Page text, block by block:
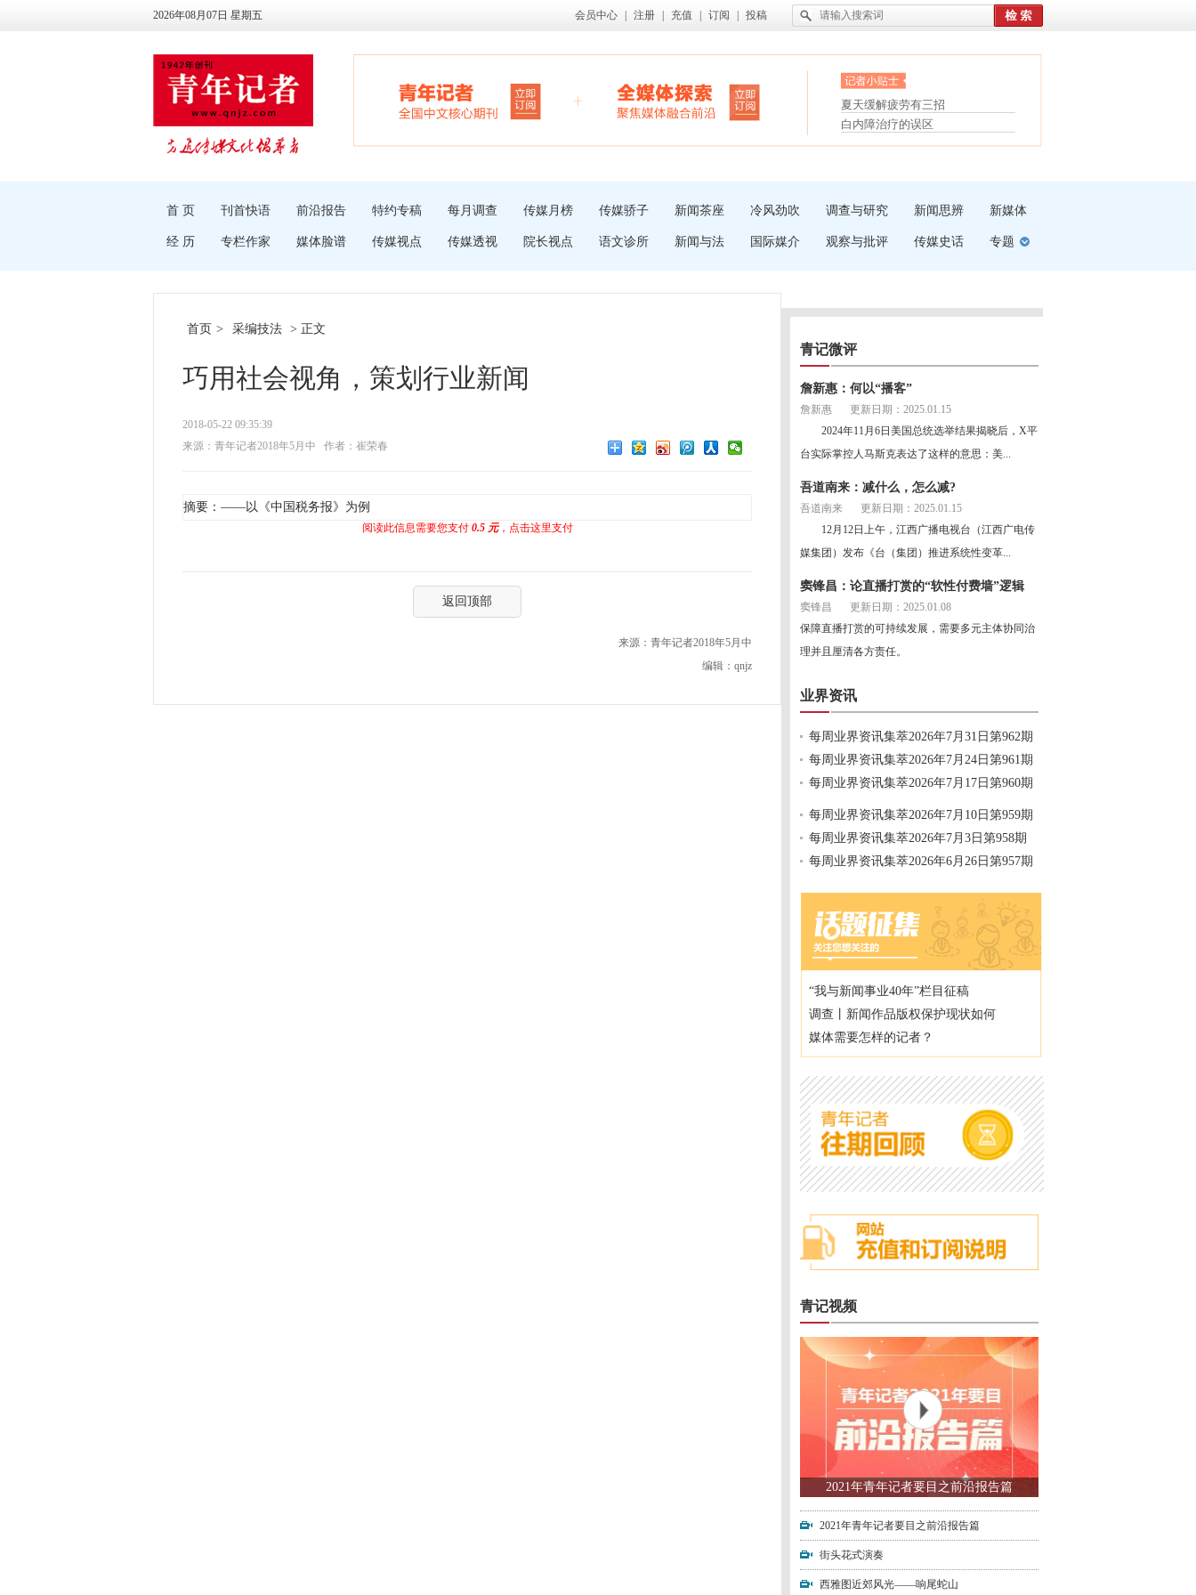
2026年08月07日 星期五 会员中心 注册 充值 订阅 投稿
眼白变红或是结膜下出血
“枝桠”“树桠”宜写成“枝...
护腰，摆脱六大坏习惯
受伤了冰敷还是热敷
白内障治疗的误区
首 页 刊首快语 前沿报告 特约专稿 每月调查 传媒月榜 传媒骄子 新闻茶座 冷风劲吹 调查与研究 新闻思辨 新媒体
经 历 专栏作家 媒体脸谱 传媒视点 传媒透视 院长视点 语文诊所 新闻与法 国际媒介 观察与批评 传媒史话 专题
首页 > 采编技法 > 正文
巧用社会视角，策划行业新闻
2018-05-22 09:35:39
来源：青年记者2018年5月中
作者：崔荣春
摘要：——以《中国税务报》为例
阅读此信息需要您支付 0.5 元，点击这里支付
返回顶部
来源：青年记者2018年5月中
编辑：qnjz
青记微评
詹新惠：何以“播客”
詹新惠
更新日期：2025.01.15
2024年11月6日美国总统选举结果揭晓后，X平
台实际掌控人马斯克表达了这样的意思：美...
吾道南来：减什么，怎么减?
吾道南来
更新日期：2025.01.15
12月12日上午，江西广播电视台（江西广电传
媒集团）发布《台（集团）推进系统性变革...
窦锋昌：论直播打赏的“软性付费墙”逻辑
窦锋昌
更新日期：2025.01.08
保障直播打赏的可持续发展，需要多元主体协同治
理并且厘清各方责任。
业界资讯
每周业界资讯集萃2026年7月31日第962期
每周业界资讯集萃2026年7月24日第961期
每周业界资讯集萃2026年7月17日第960期
每周业界资讯集萃2026年7月10日第959期
每周业界资讯集萃2026年7月3日第958期
每周业界资讯集萃2026年6月26日第957期
“我与新闻事业40年”栏目征稿
调查丨新闻作品版权保护现状如何
媒体需要怎样的记者？
青记视频
2021年青年记者要目之前沿报告篇
2021年青年记者要目之前沿报告篇
街头花式演奏
西雅图近郊风光——响尾蛇山